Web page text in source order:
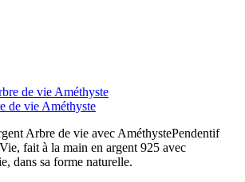
de vie Améthyste
Arbre de vie avec AméthystePendentif
fait à la main en argent 925 avec
dans sa forme naturelle.